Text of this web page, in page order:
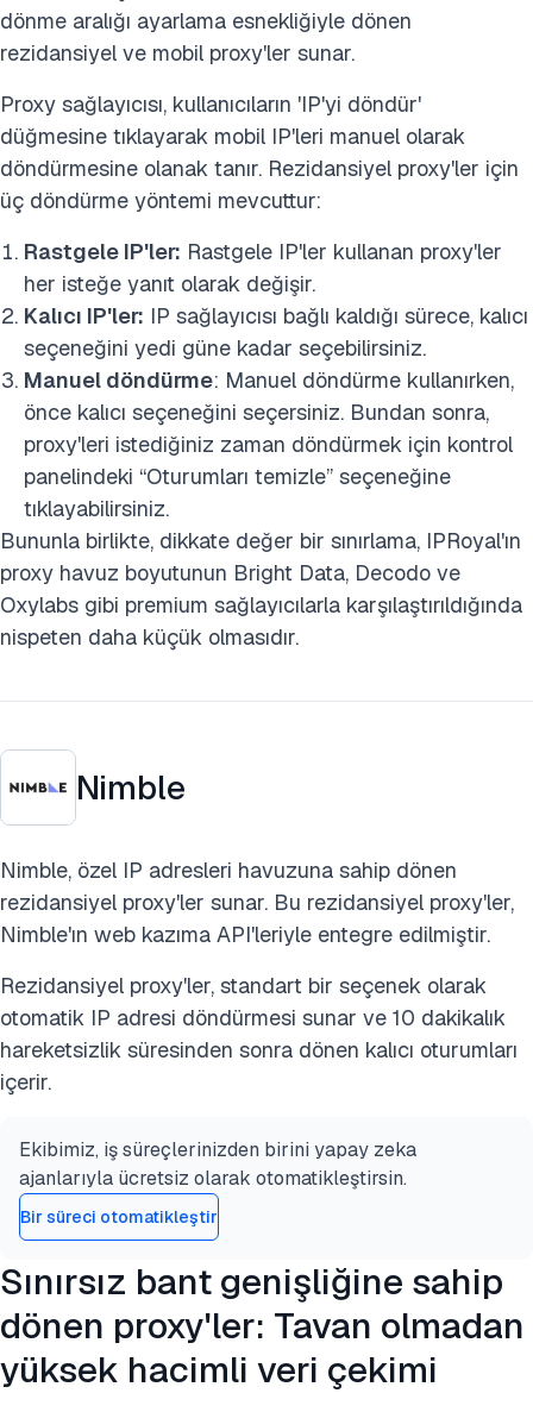
dönme aralığı ayarlama esnekliğiyle dönen
rezidansiyel ve mobil proxy'ler sunar.
Proxy sağlayıcısı, kullanıcıların 'IP'yi döndür'
düğmesine tıklayarak mobil IP'leri manuel olarak
döndürmesine olanak tanır. Rezidansiyel proxy'ler için
üç döndürme yöntemi mevcuttur:
Rastgele IP'ler: Rastgele IP'ler kullanan proxy'ler
her isteğe yanıt olarak değişir.
Kalıcı IP'ler: IP sağlayıcısı bağlı kaldığı sürece, kalıcı
seçeneğini yedi güne kadar seçebilirsiniz.
Manuel döndürme: Manuel döndürme kullanırken,
önce kalıcı seçeneğini seçersiniz. Bundan sonra,
proxy'leri istediğiniz zaman döndürmek için kontrol
panelindeki “Oturumları temizle” seçeneğine
tıklayabilirsiniz.
Bununla birlikte, dikkate değer bir sınırlama, IPRoyal'ın
proxy havuz boyutunun Bright Data, Decodo ve
Oxylabs gibi premium sağlayıcılarla karşılaştırıldığında
nispeten daha küçük olmasıdır.
Nimble
Nimble, özel IP adresleri havuzuna sahip dönen
rezidansiyel proxy'ler sunar. Bu rezidansiyel proxy'ler,
Nimble'ın web kazıma API'leriyle entegre edilmiştir.
Rezidansiyel proxy'ler, standart bir seçenek olarak
otomatik IP adresi döndürmesi sunar ve 10 dakikalık
hareketsizlik süresinden sonra dönen kalıcı oturumları
içerir.
Ekibimiz, iş süreçlerinizden birini yapay zeka
ajanlarıyla ücretsiz olarak otomatikleştirsin.
Bir süreci otomatikleştir
Sınırsız bant genişliğine sahip
dönen proxy'ler: Tavan olmadan
yüksek hacimli veri çekimi